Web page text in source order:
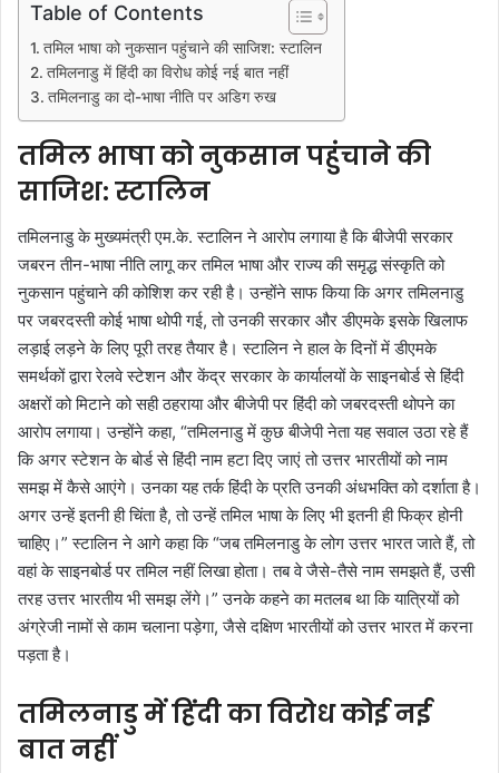
Table of Contents
तमिल भाषा को नुकसान पहुंचाने की साजिश: स्टालिन
तमिलनाडु में हिंदी का विरोध कोई नई बात नहीं
तमिलनाडु का दो-भाषा नीति पर अडिग रुख
तमिल भाषा को नुकसान पहुंचाने की
साजिश: स्टालिन
तमिलनाडु के मुख्यमंत्री एम.के. स्टालिन ने आरोप लगाया है कि बीजेपी सरकार
जबरन तीन-भाषा नीति लागू कर तमिल भाषा और राज्य की समृद्ध संस्कृति को
नुकसान पहुंचाने की कोशिश कर रही है। उन्होंने साफ किया कि अगर तमिलनाडु
पर जबरदस्ती कोई भाषा थोपी गई, तो उनकी सरकार और डीएमके इसके खिलाफ
लड़ाई लड़ने के लिए पूरी तरह तैयार है। स्टालिन ने हाल के दिनों में डीएमके
समर्थकों द्वारा रेलवे स्टेशन और केंद्र सरकार के कार्यालयों के साइनबोर्ड से हिंदी
अक्षरों को मिटाने को सही ठहराया और बीजेपी पर हिंदी को जबरदस्ती थोपने का
आरोप लगाया। उन्होंने कहा, “तमिलनाडु में कुछ बीजेपी नेता यह सवाल उठा रहे हैं
कि अगर स्टेशन के बोर्ड से हिंदी नाम हटा दिए जाएं तो उत्तर भारतीयों को नाम
समझ में कैसे आएंगे। उनका यह तर्क हिंदी के प्रति उनकी अंधभक्ति को दर्शाता है।
अगर उन्हें इतनी ही चिंता है, तो उन्हें तमिल भाषा के लिए भी इतनी ही फिक्र होनी
चाहिए।” स्टालिन ने आगे कहा कि “जब तमिलनाडु के लोग उत्तर भारत जाते हैं, तो
वहां के साइनबोर्ड पर तमिल नहीं लिखा होता। तब वे जैसे-तैसे नाम समझते हैं, उसी
तरह उत्तर भारतीय भी समझ लेंगे।” उनके कहने का मतलब था कि यात्रियों को
अंग्रेजी नामों से काम चलाना पड़ेगा, जैसे दक्षिण भारतीयों को उत्तर भारत में करना
पड़ता है।
तमिलनाडु में हिंदी का विरोध कोई नई
बात नहीं